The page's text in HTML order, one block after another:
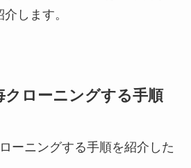
します。
クローニングする手順
ーニングする手順を紹介した